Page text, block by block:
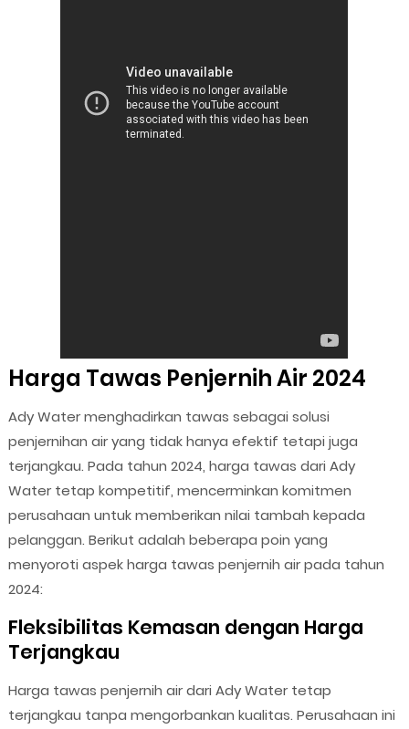
Harga Tawas Penjernih Air 2024
Ady Water menghadirkan tawas sebagai solusi
penjernihan air yang tidak hanya efektif tetapi juga
terjangkau. Pada tahun 2024, harga tawas dari Ady
Water tetap kompetitif, mencerminkan komitmen
perusahaan untuk memberikan nilai tambah kepada
pelanggan. Berikut adalah beberapa poin yang
menyoroti aspek harga tawas penjernih air pada tahun
2024:
Fleksibilitas Kemasan dengan Harga
Terjangkau
Harga tawas penjernih air dari Ady Water tetap
terjangkau tanpa mengorbankan kualitas. Perusahaan ini